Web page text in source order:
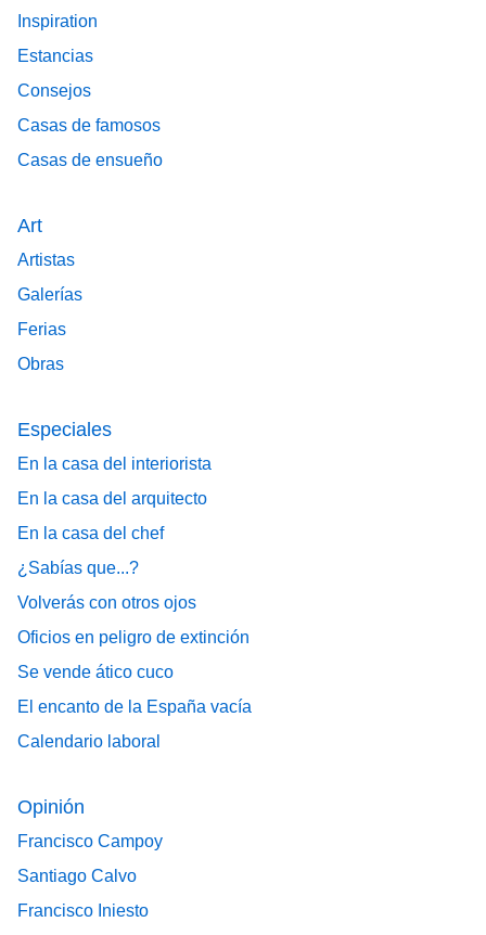
Inspiration
Estancias
Consejos
Casas de famosos
Casas de ensueño
Art
Artistas
Galerías
Ferias
Obras
Especiales
En la casa del interiorista
En la casa del arquitecto
En la casa del chef
¿Sabías que...?
Volverás con otros ojos
Oficios en peligro de extinción
Se vende ático cuco
El encanto de la España vacía
Calendario laboral
Opinión
Francisco Campoy
Santiago Calvo
Francisco Iniesto